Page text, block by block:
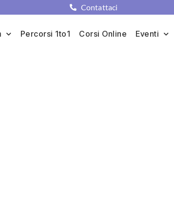
Contattaci
Percorsi 1to1 Corsi Online Eventi